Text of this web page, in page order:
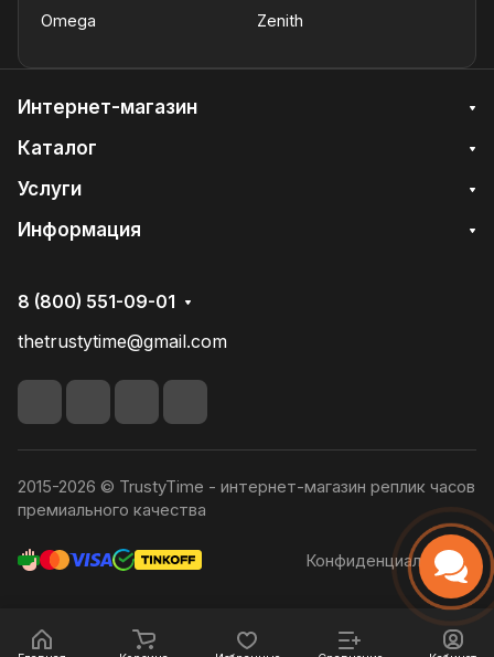
Omega
Zenith
Интернет-магазин
Каталог
Услуги
Информация
8 (800) 551-09-01
thetrustytime@gmail.com
2015-2026 © TrustyTime - интернет-магазин реплик часов
премиального качества
Конфиденциальность